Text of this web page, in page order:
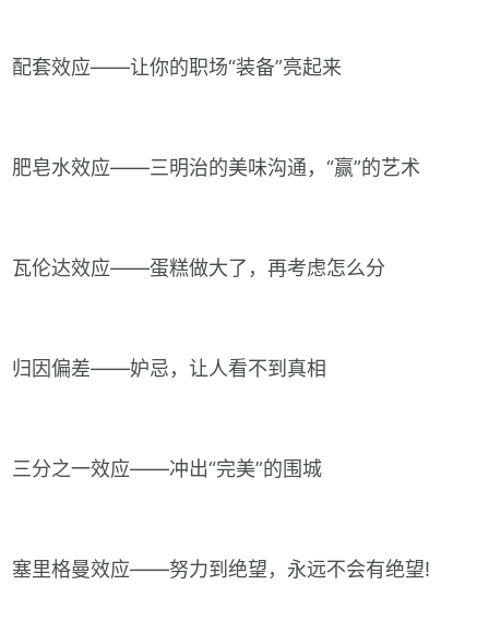
配套效应——让你的职场“装备”亮起来
肥皂水效应——三明治的美味沟通，“赢”的艺术
瓦伦达效应——蛋糕做大了，再考虑怎么分
归因偏差——妒忌，让人看不到真相
三分之一效应——冲出“完美”的围城
塞里格曼效应——努力到绝望，永远不会有绝望!